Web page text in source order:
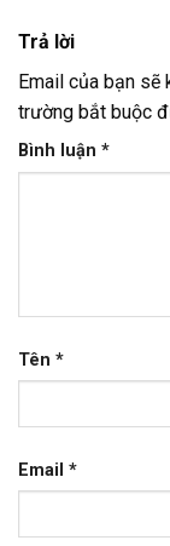
Trả lời
Email của bạn sẽ
trường bắt buộc
Bình luận *
Tên *
Email *